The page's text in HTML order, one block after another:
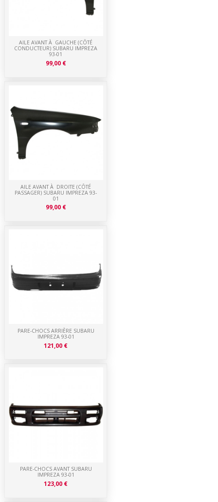
PARE-CHOCS AVANT SUBARU
IMPREZA 93-01
123,00 €
PARE-CHOCS ARRIÈRE SUBARU
IMPREZA 93-01
121,00 €
AILE AVANT À DROITE (CÔTÉ
PASSAGER) SUBARU IMPREZA 93-
01
99,00 €
AILE AVANT À GAUCHE (CÔTÉ
CONDUCTEUR) SUBARU IMPREZA
93-01
99,00 €